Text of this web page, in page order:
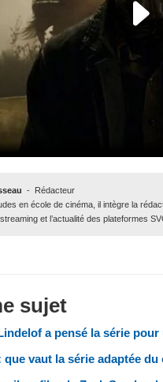
- Rédacteur
en école de cinéma, il intègre la
et l’actualité des plateformes
sujet
a pensé la série
que vaut la série adaptée